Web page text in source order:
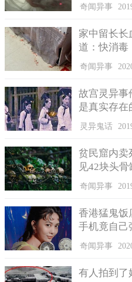
奇闻异事
家中留长长
道：快消毒
奇闻异事
故宫灵异事
是真实存在
灵异鬼话
贫民窟内卖
见42块头
奇闻异事
香港猛鬼饭
手机竟自己
奇闻异事
有人拍到了